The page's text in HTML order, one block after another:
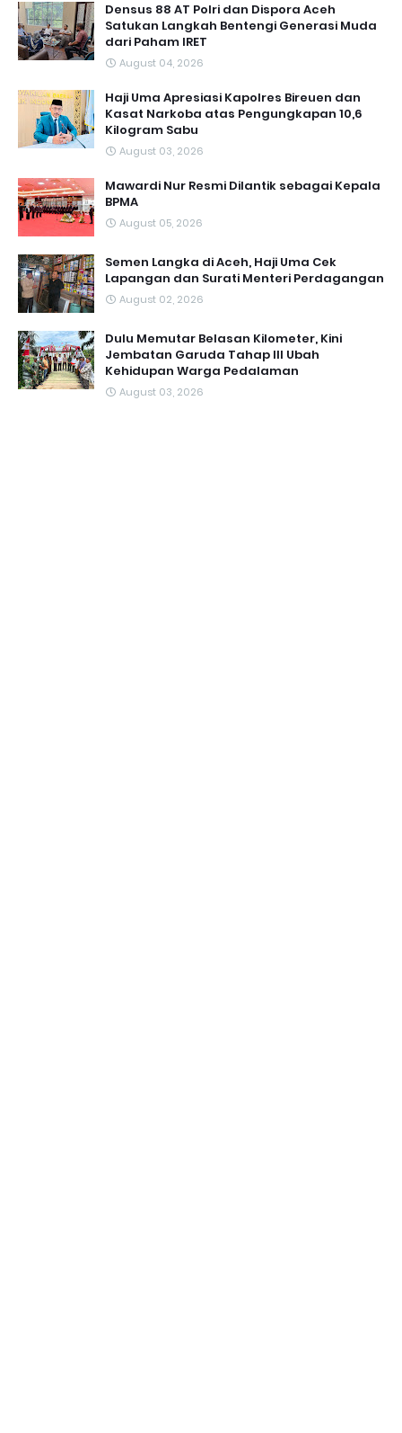
Densus 88 AT Polri dan Dispora Aceh
Satukan Langkah Bentengi Generasi Muda
dari Paham IRET
August 04, 2026
Haji Uma Apresiasi Kapolres Bireuen dan
Kasat Narkoba atas Pengungkapan 10,6
Kilogram Sabu
August 03, 2026
Mawardi Nur Resmi Dilantik sebagai Kepala
BPMA
August 05, 2026
Semen Langka di Aceh, Haji Uma Cek
Lapangan dan Surati Menteri Perdagangan
August 02, 2026
Dulu Memutar Belasan Kilometer, Kini
Jembatan Garuda Tahap III Ubah
Kehidupan Warga Pedalaman ‎
August 03, 2026